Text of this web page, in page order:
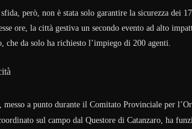
però, non è stata solo garantire la sicurezza dei
ore, la città gestiva un secondo evento ad alto
che da solo ha richiesto l’impiego di 200 agenti.
messo a punto durante il Comitato Provinciale per
sul campo dal Questore di Catanzaro, ha